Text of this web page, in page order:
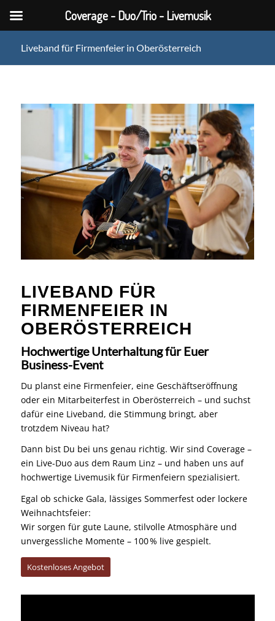
Liveband für Firmenfeier in Oberösterreich
LIVEBAND FÜR
FIRMENFEIER IN
OBERÖSTERREICH
Hochwertige Unterhaltung für Euer
Business-Event
Du planst eine Firmenfeier, eine Geschäftseröffnung
oder ein Mitarbeiterfest in Oberösterreich – und suchst
dafür eine Liveband, die Stimmung bringt, aber
trotzdem Niveau hat?
Dann bist Du bei uns genau richtig. Wir sind Coverage –
ein Live-Duo aus dem Raum Linz – und haben uns auf
hochwertige Livemusik für Firmenfeiern spezialisiert.
Egal ob schicke Gala, lässiges Sommerfest oder lockere
Weihnachtsfeier:
Wir sorgen für gute Laune, stilvolle Atmosphäre und
unvergessliche Momente – 100 % live gespielt.
Kostenloses Angebot
Coverage - Duo/Trio - Livemusik